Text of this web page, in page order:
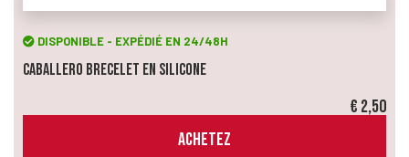
DISPONIBLE - EXPÉDIÉ EN 24/48H
Caballero Brecelet en Silicone
€ 2,50
ACHETEZ